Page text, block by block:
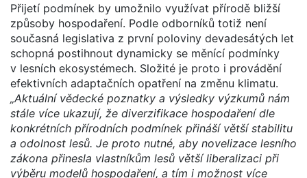
Přijetí podmínek by umožnilo využívat přírodě bližší
způsoby hospodaření. Podle odborníků totiž není
současná legislativa z první poloviny devadesátých let
schopná postihnout dynamicky se měnící podmínky
v lesních ekosystémech. Složité je proto i provádění
efektivních adaptačních opatření na změnu klimatu.
„Aktuální vědecké poznatky a výsledky výzkumů nám
stále více ukazují, že diverzifikace hospodaření dle
konkrétních přírodních podmínek přináší větší stabilitu
a odolnost lesů. Je proto nutné, aby novelizace lesního
zákona přinesla vlastníkům lesů větší liberalizaci při
výběru modelů hospodaření, a tím i možnost více